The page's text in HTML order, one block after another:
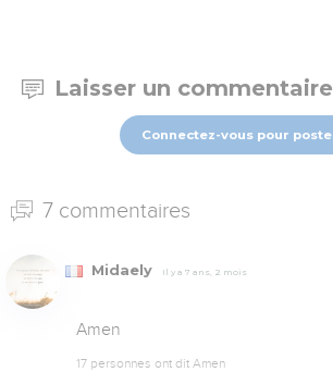
Laisser un commentaire
Connectez-vous pour
7 commentaires
Midaely Il y a 7 ans, 2 mois
Amen
17 personnes ont dit Amen